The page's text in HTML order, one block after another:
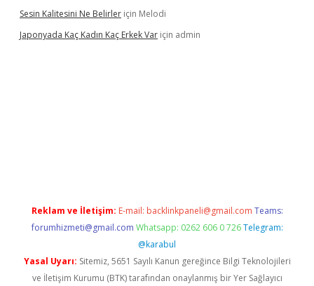
Sesin Kalitesini Ne Belirler için Melodi
Japonyada Kaç Kadın Kaç Erkek Var için admin
Reklam ve İletişim: E-mail: backlinkpaneli@gmail.com Teams:
forumhizmeti@gmail.com Whatsapp: 0262 606 0 726 Telegram:
@karabul
Yasal Uyarı: Sitemiz, 5651 Sayılı Kanun gereğince Bilgi Teknolojileri
ve İletişim Kurumu (BTK) tarafından onaylanmış bir Yer Sağlayıcı